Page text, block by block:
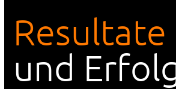
Resultate
und